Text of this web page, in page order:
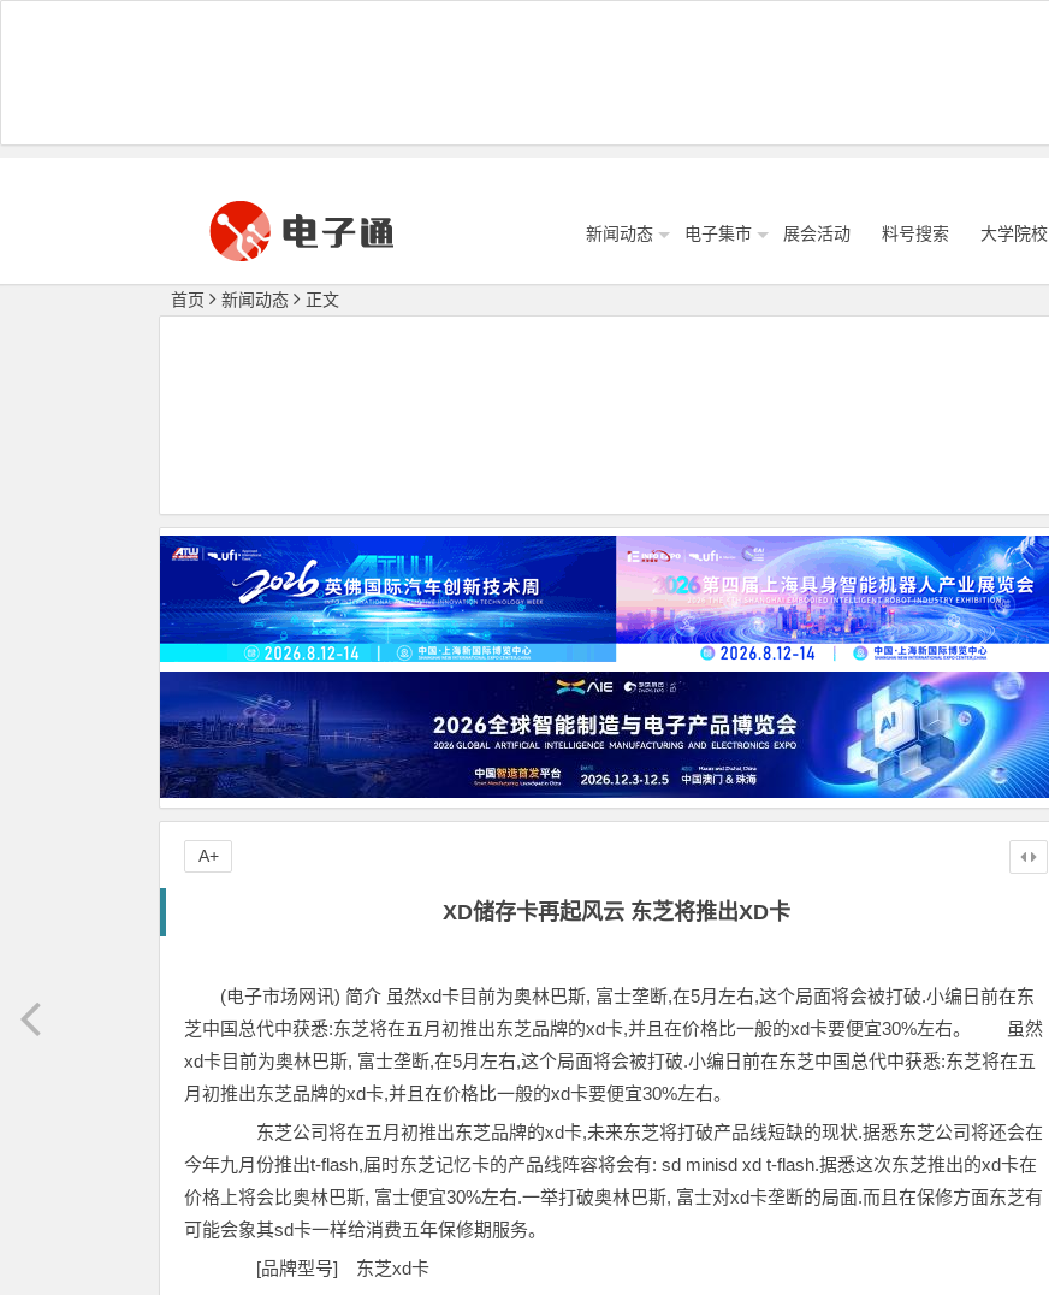
新闻动态 电子集市 展会活动 料号搜索 大学院校
首页 新闻动态 正文
XD储存卡再起风云 东芝将推出XD卡
(电子市场网讯) 简介 虽然xd卡目前为奥林巴斯, 富士垄断,在5月左右,这个局面将会被打破.小编日前在东
芝中国总代中获悉:东芝将在五月初推出东芝品牌的xd卡,并且在价格比一般的xd卡要便宜30%左右。 虽然
xd卡目前为奥林巴斯, 富士垄断,在5月左右,这个局面将会被打破.小编日前在东芝中国总代中获悉:东芝将在五
月初推出东芝品牌的xd卡,并且在价格比一般的xd卡要便宜30%左右。
东芝公司将在五月初推出东芝品牌的xd卡,未来东芝将打破产品线短缺的现状.据悉东芝公司将还会在
今年九月份推出t-flash,届时东芝记忆卡的产品线阵容将会有: sd minisd xd t-flash.据悉这次东芝推出的xd卡在
价格上将会比奥林巴斯, 富士便宜30%左右.一举打破奥林巴斯, 富士对xd卡垄断的局面.而且在保修方面东芝有
可能会象其sd卡一样给消费五年保修期服务。
[品牌型号] 东芝xd卡
A+